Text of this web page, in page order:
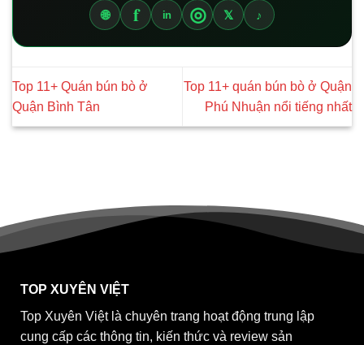
🌐 f in ◎ 𝕏 ♪
Top 11+ Quán bún bò ở
Quận Bình Tân
Top 11+ quán bún bò ở Quận
Phú Nhuận nổi tiếng nhất
TOP XUYÊN VIỆT
Top Xuyên Việt là chuyên trang hoạt động trung lập
cung cấp các thông tin, kiến thức và review sản